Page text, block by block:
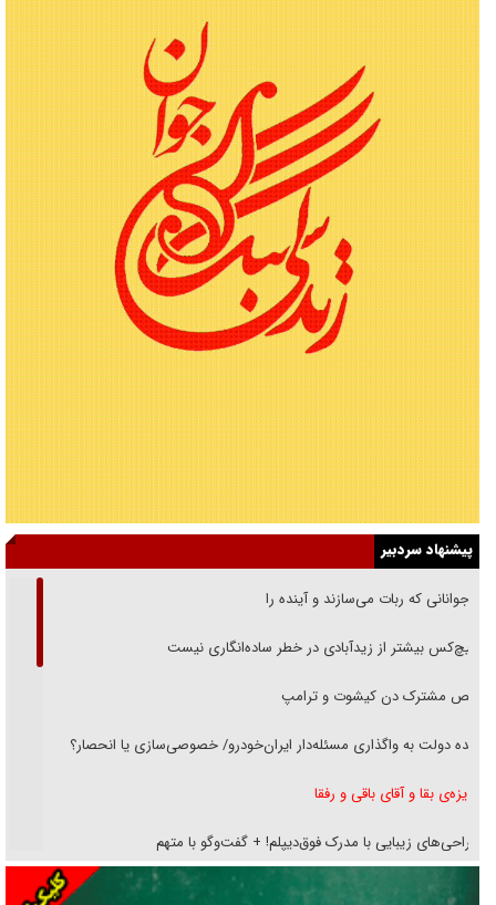
پیشنهاد سردبیر
نوجوانانی که ربات می‌سازند و آینده را
هیچ‌کس بیشتر از زیدآبادی در خطر ساده‌انگاری نیست
رقص مشترک دن کیشوت و ترامپ
دنده دولت به واگذاری مسئله‌دار ایران‌خودرو/ خصوصی‌سازی یا انحصار؟
غریزه‌ی بقا و آقای باقی و رفقا
جراحی‌های زیبایی با مدرک فوق‌دیپلم! + گفت‌وگو با متهم
گفت‌وگو با همسر یکی از شهدای جنگ رمضان/ پیکر بی‌سر شهید را از